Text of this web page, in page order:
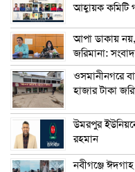
আহ্বায়ক কমিটি
আপা ডাকায় নয়,
জরিমানা:
ওসমানীনগরে
হাজার টাকা
উমরপুর ইউনিয়নে
রহমান
নবীগঞ্জে